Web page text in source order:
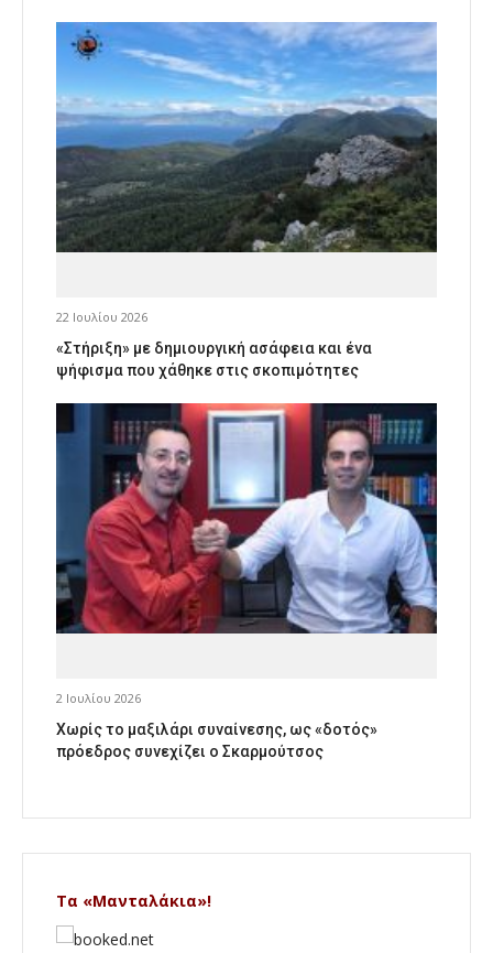
22 Ιουλίου 2026
«Στήριξη» με δημιουργική ασάφεια και ένα
ψήφισμα που χάθηκε στις σκοπιμότητες
2 Ιουλίου 2026
Χωρίς το μαξιλάρι συναίνεσης, ως «δοτός»
πρόεδρος συνεχίζει ο Σκαρμούτσος
Τα «Μανταλάκια»!